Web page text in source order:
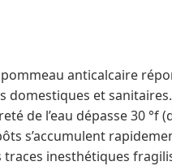
pommeau anticalcaire
domestiques et
de l’eau dépasse 30 °f
s’accumulent
traces inesthétiques